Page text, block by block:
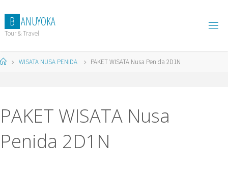
content
B ANUYOKA
Tour & Travel
HomeWISATA NUSA PENIDA PAKET WISATA Nusa Penida 2D1N
PAKET WISATA Nusa
Penida 2D1N